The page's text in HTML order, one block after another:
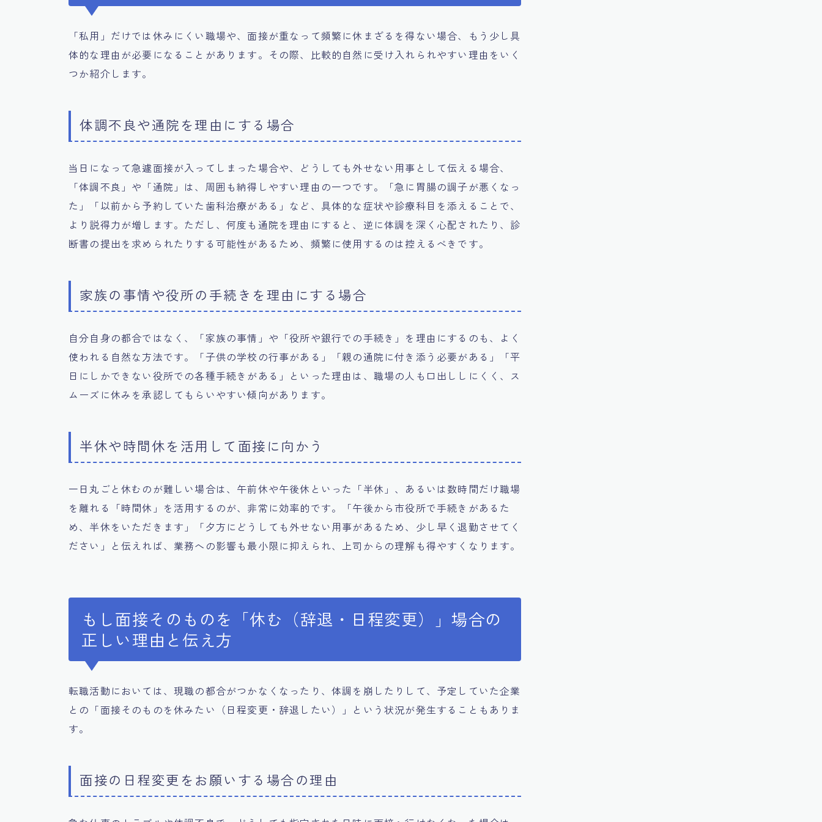
「私用」だけでは休みにくい職場や、面接が重なって頻繁に休まざるを得ない場合、もう少し具
体的な理由が必要になることがあります。その際、比較的自然に受け入れられやすい理由をいく
つか紹介します。
体調不良や通院を理由にする場合
当日になって急遽面接が入ってしまった場合や、どうしても外せない用事として伝える場合、
「体調不良」や「通院」は、周囲も納得しやすい理由の一つです。「急に胃腸の調子が悪くなっ
た」「以前から予約していた歯科治療がある」など、具体的な症状や診療科目を添えることで、
より説得力が増します。ただし、何度も通院を理由にすると、逆に体調を深く心配されたり、診
断書の提出を求められたりする可能性があるため、頻繁に使用するのは控えるべきです。
家族の事情や役所の手続きを理由にする場合
自分自身の都合ではなく、「家族の事情」や「役所や銀行での手続き」を理由にするのも、よく
使われる自然な方法です。「子供の学校の行事がある」「親の通院に付き添う必要がある」「平
日にしかできない役所での各種手続きがある」といった理由は、職場の人も口出ししにくく、ス
ムーズに休みを承認してもらいやすい傾向があります。
半休や時間休を活用して面接に向かう
一日丸ごと休むのが難しい場合は、午前休や午後休といった「半休」、あるいは数時間だけ職場
を離れる「時間休」を活用するのが、非常に効率的です。「午後から市役所で手続きがあるた
め、半休をいただきます」「夕方にどうしても外せない用事があるため、少し早く退勤させてく
ださい」と伝えれば、業務への影響も最小限に抑えられ、上司からの理解も得やすくなります。
もし面接そのものを「休む（辞退・日程変更）」場合の
正しい理由と伝え方
転職活動においては、現職の都合がつかなくなったり、体調を崩したりして、予定していた企業
との「面接そのものを休みたい（日程変更・辞退したい）」という状況が発生することもありま
す。
面接の日程変更をお願いする場合の理由